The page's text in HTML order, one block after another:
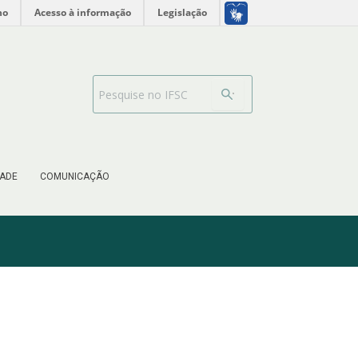
Acesso à informação Legislação
COMUNICAÇÃO
Search Bar